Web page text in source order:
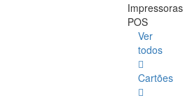
Impressoras
POS
Ver
todos
Cartões